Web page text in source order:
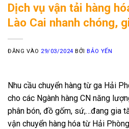
Dịch vụ vận tải hàng
Lào Cai nhanh chóng,
ĐĂNG VÀO 29/03/2024 BỞIBẢO YẾN
Nhu cầu chuyển hàng từ ga Hải
cho các Ngành hàng CN năng
phân bón, đồ gốm, sứ,…đang gia
vận chuyển hàng hóa từ Hải